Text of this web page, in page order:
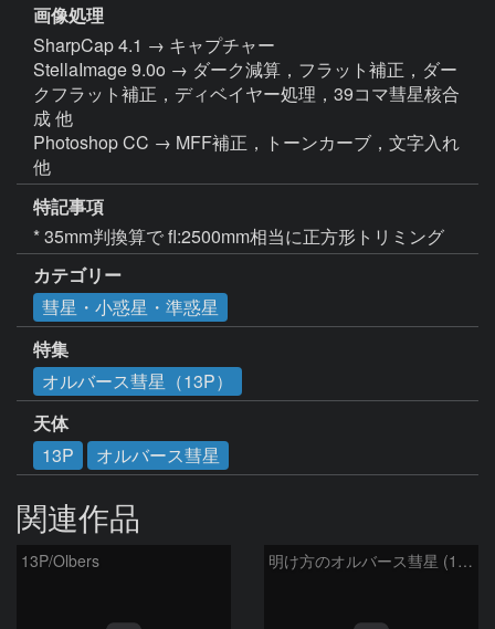
画像処理
SharpCap 4.1 → キャプチャー
StellaImage 9.0o → ダーク減算，フラット補正，ダー
クフラット補正，ディベイヤー処理，39コマ彗星核合
成 他
Photoshop CC → MFF補正，トーンカーブ，文字入れ
他
特記事項
* 35mm判換算で fl:2500mm相当に正方形トリミング
カテゴリー
彗星・小惑星・準惑星
特集
オルバース彗星（13P）
天体
13P
オルバース彗星
関連作品
13P/Olbers 明け方のオルバース彗星 (13P)：2025/03/20